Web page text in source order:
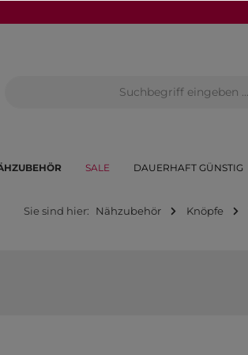
SALE DAUERHAFT GÜNSTIG
Sie sind hier: Nähzubehör Knöpfe